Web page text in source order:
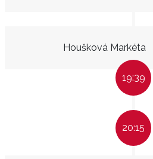
Houšková Markéta
19:39
20:15